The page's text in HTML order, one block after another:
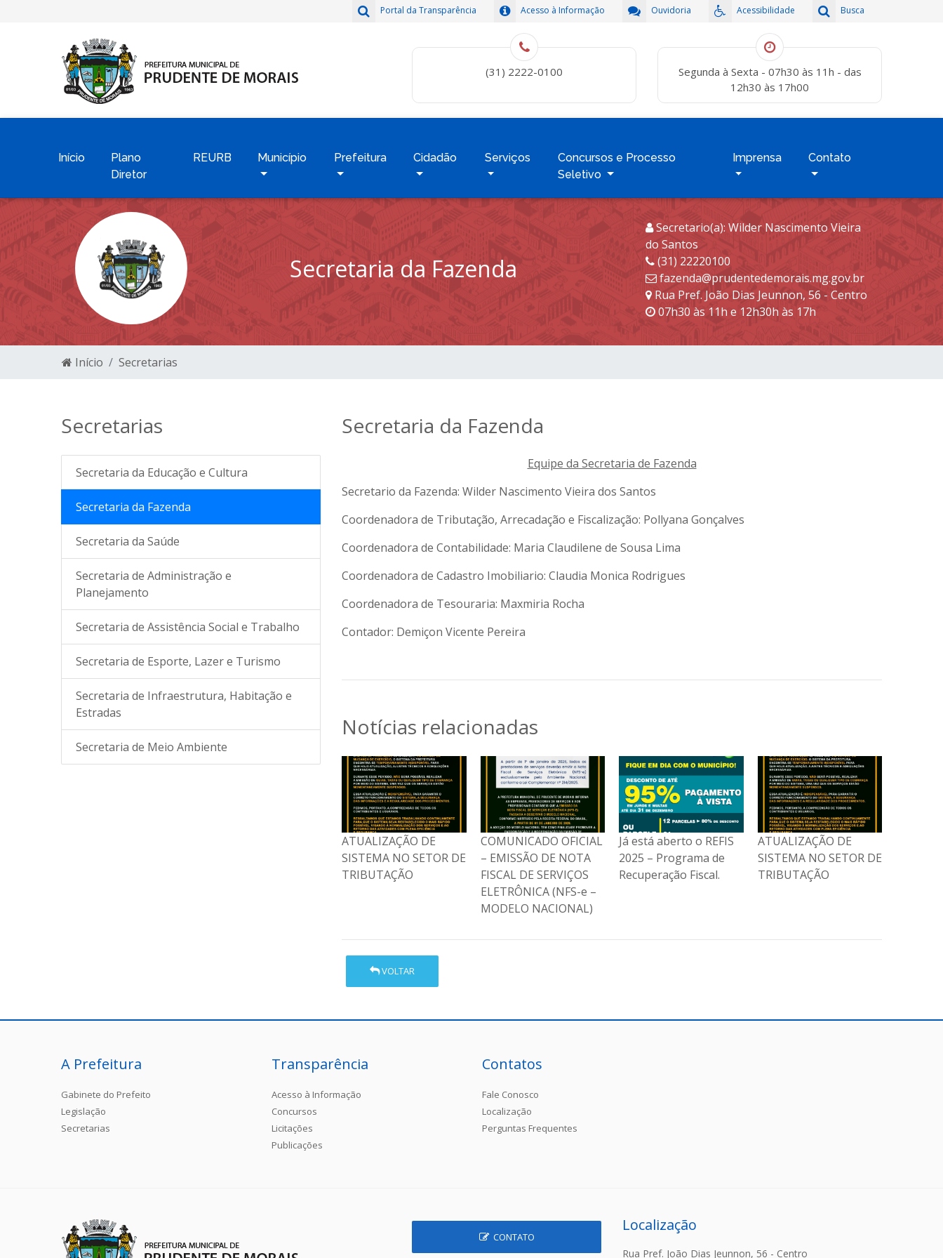
Busca
Acessibilidade
Ouvidoria
Acesso à Informação
Portal da Transparência
(31) 2222-0100
Segunda à Sexta - 07h30 às 11h - das
12h30 às 17h00
Início
Plano
Diretor
REURB Município Prefeitura Cidadão Serviços
Concursos e Processo
Seletivo
Imprensa Contato
Secretaria da Fazenda
Secretario(a): Wilder Nascimento Vieira
do Santos
(31) 22220100
fazenda@prudentedemorais.mg.gov.br
Rua Pref. João Dias Jeunnon, 56 - Centro
07h30 às 11h e 12h30h às 17h
Início Secretarias
Secretarias
Secretaria da Educação e Cultura
Secretaria da Fazenda
Secretaria da Saúde
Secretaria de Administração e
Planejamento
Secretaria de Assistência Social e Trabalho
Secretaria de Esporte, Lazer e Turismo
Secretaria de Infraestrutura, Habitação e
Estradas
Secretaria de Meio Ambiente
Secretaria da Fazenda
Equipe da Secretaria de Fazenda
Secretario da Fazenda: Wilder Nascimento Vieira dos Santos
Coordenadora de Tributação, Arrecadação e Fiscalização: Pollyana Gonçalves
Coordenadora de Contabilidade: Maria Claudilene de Sousa Lima
Coordenadora de Cadastro Imobiliario: Claudia Monica Rodrigues
Coordenadora de Tesouraria: Maxmiria Rocha
Contador: Demiçon Vicente Pereira
Notícias relacionadas
ATUALIZAÇÃO DE
SISTEMA NO SETOR DE
TRIBUTAÇÃO
COMUNICADO OFICIAL
– EMISSÃO DE NOTA
FISCAL DE SERVIÇOS
ELETRÔNICA (NFS-e –
MODELO NACIONAL)
Já está aberto o REFIS
2025 – Programa de
Recuperação Fiscal.
ATUALIZAÇÃO DE
SISTEMA NO SETOR DE
TRIBUTAÇÃO
VOLTAR
A Prefeitura
Gabinete do Prefeito
Legislação
Secretarias
Transparência
Acesso à Informação
Concursos
Licitações
Publicações
Contatos
Fale Conosco
Localização
Perguntas Frequentes
CONTATO
Localização
Rua Pref. João Dias Jeunnon, 56 - Centro